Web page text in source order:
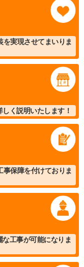
を実現させてまいりま
く説明いたします！
保障を付けておりま
工事が可能になりま